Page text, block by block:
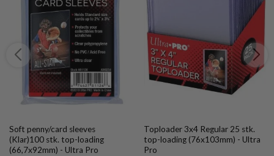
Soft penny/card sleeves
(Klar)100 stk. top-loading
(66,7x92mm) - Ultra Pro
Toploader 3x4 Regular 25 stk.
top-loading (76x103mm) - Ultra
Pro